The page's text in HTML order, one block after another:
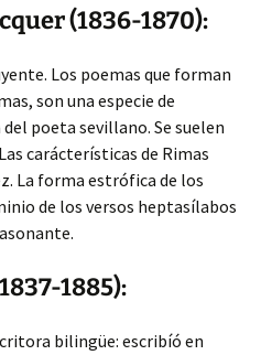
(1836-1870):
Los poemas que forman
son una especie de
poeta sevillano. Se suelen
carácterísticas de Rimas
La forma estrófica de los
de los versos heptasílabos
1885):
bilingüe: escribíó en